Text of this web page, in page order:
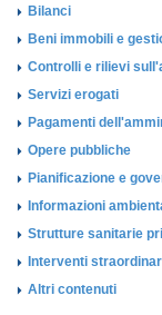
Bilanci
Beni immobili e
Controlli e rilievi
Servizi erogati
Pagamenti
Opere pubbliche
Pianificazione e
Informazioni
Strutture sanitarie
Interventi
Altri contenuti